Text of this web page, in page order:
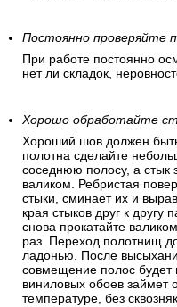
Постоянно проверяйте
При работе постоянно
нет ли складок,
Хорошо обработайте
Хороший шов должен
полотна сделайте
соседнюю полосу, а стык
валиком. Ребристая
стыки, сминает их и
края стыков друг к другу
снова прокатайте
раз. Переход полотнищ
ладонью. После
совмещение полос
виниловых обоев займет
температуре, без